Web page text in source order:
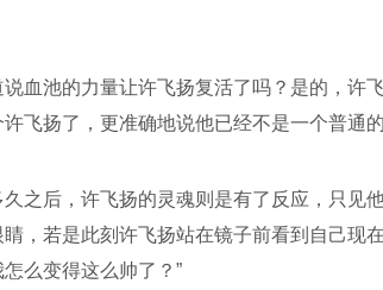
血池的力量让许飞扬复活了吗？是的，许
飞扬了，更准确地说他已经不是一个普通
之后，许飞扬的灵魂则是有了反应，只见
，若是此刻许飞扬站在镜子前看到自己现
么变得这么帅了？”